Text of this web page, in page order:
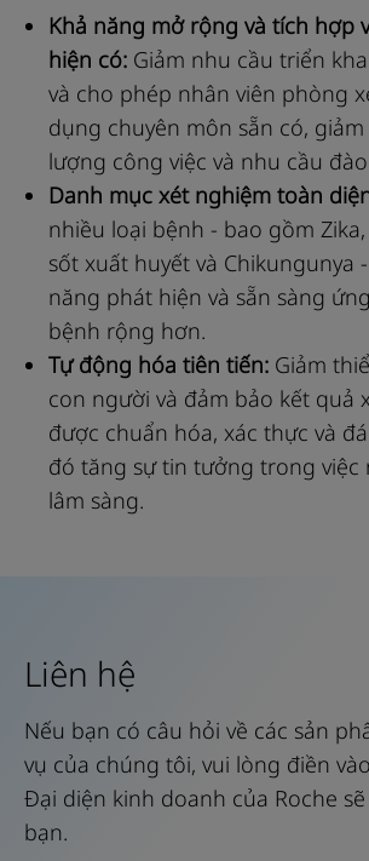
Khả năng mở rộng và tích hợp
hiện có: Giảm nhu cầu triển
và cho phép nhân viên phòng
dụng chuyên môn sẵn có,
lượng công việc và nhu cầu
Danh mục xét nghiệm toàn
nhiều loại bệnh - bao gồm Zika,
sốt xuất huyết và Chikungunya
năng phát hiện và sẵn sàng
bệnh rộng hơn.
Tự động hóa tiên tiến: Giảm
con người và đảm bảo kết quả
được chuẩn hóa, xác thực và
đó tăng sự tin tưởng trong việc
lâm sàng.
Liên hệ
Nếu bạn có câu hỏi về các sản
vụ của chúng tôi, vui lòng điền
Đại diện kinh doanh của Roche
bạn.